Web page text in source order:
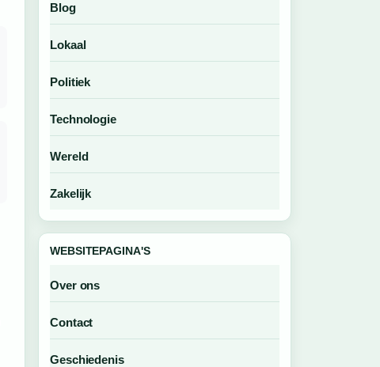
Blog
Lokaal
Politiek
Technologie
Wereld
Zakelijk
WEBSITEPAGINA'S
Over ons
Contact
Geschiedenis